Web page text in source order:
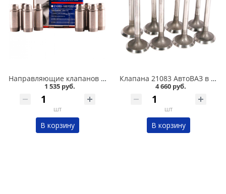
Направляющие клапанов 2108 АвтоВАЗ в Омске
1 535 руб.
шт
В корзину
Клапана 21083 АвтоВАЗ в Омске
4 660 руб.
шт
В корзину